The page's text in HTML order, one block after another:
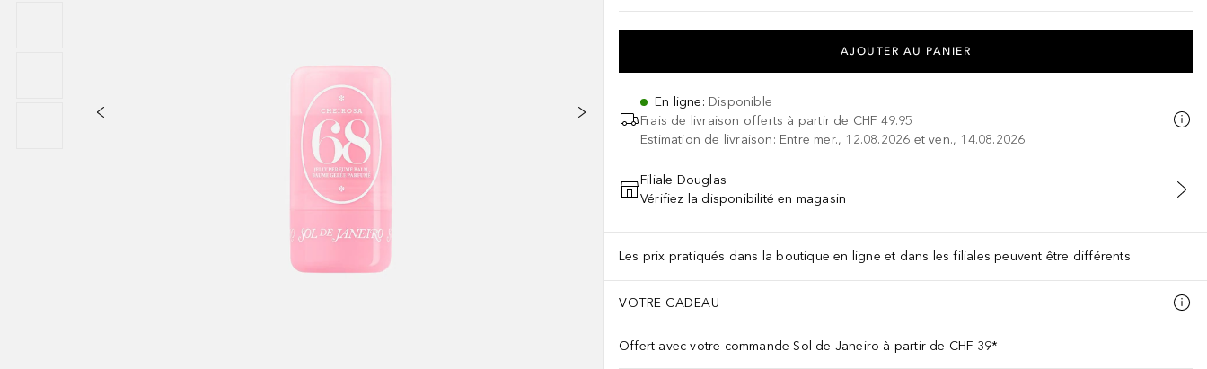
AJOUTER AU PANIER
En ligne: Disponible
Frais de livraison offerts à partir de CHF 49.95
Estimation de livraison: Entre mer., 12.08.2026 et ven., 14.08.2026
Filiale Douglas
Vérifiez la disponibilité en magasin
Les prix pratiqués dans la boutique en ligne et dans les filiales peuvent être différents
VOTRE CADEAU
Offert avec votre commande Sol de Janeiro à partir de CHF 39*